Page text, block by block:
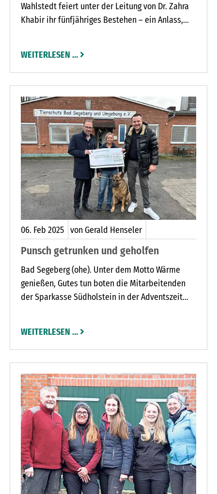
Wahlstedt feiert unter der Leitung von Dr. Zahra
Khabir ihr fünfjähriges Bestehen – ein Anlass,
die Praxis zu einer beliebten Adresse für
moderne Zahnmedizin entwickelt und zahlreiche
neue Patienten gewonnen.
WEITERLESEN …
06. Feb 2025 von Gerald Henseler
Punsch getrunken und geholfen
Bad Segeberg (ohe). Unter dem Motto Wärme
genießen, Gutes tun boten die Mitarbeitenden
der Sparkasse Südholstein in der Adventszeit
Stand vor der Bad Segeberger Sparkassenfiliale
in der Oldesloer Straße Glühwein aus und boten
weihnachtliches Gebäck an. 620 Euro landeten so
in der Spendenbox. Das Geld überreichten
Sparkassendirektor Kai Gräper und sein
Stellvertreter Sven Jaeppelt jetzt an Anja Steffen
vom Tierschutzverein Bad Segeberg und
Umgebung.
WEITERLESEN …